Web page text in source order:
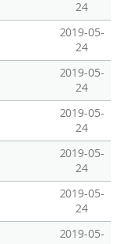
24
2019-05-
24
2019-05-
24
2019-05-
24
2019-05-
24
2019-05-
24
2019-05-